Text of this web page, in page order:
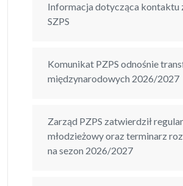
Informacja dotycząca kontaktu
SZPS
Komunikat PZPS odnośnie
międzynarodowych 2026/2027
Zarząd PZPS zatwierdził
młodzieżowy oraz terminarz
na sezon 2026/2027